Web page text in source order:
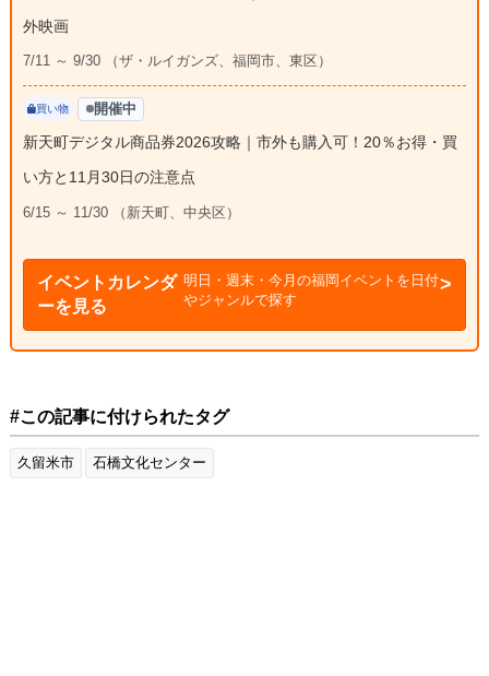
外映画
7/11 ～ 9/30 （ザ・ルイガンズ、福岡市、東区）
買い物 開催中
新天町デジタル商品券2026攻略｜市外も購入可！20％お得・買
い方と11月30日の注意点
6/15 ～ 11/30 （新天町、中央区）
イベントカレンダ
ーを見る
明日・週末・今月の福岡イベントを日付
やジャンルで探す
#この記事に付けられたタグ
久留米市 石橋文化センター